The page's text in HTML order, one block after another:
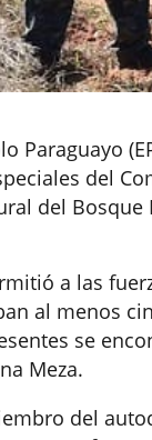
Paraguayo
del
del
a las
al menos
se
Meza.
del